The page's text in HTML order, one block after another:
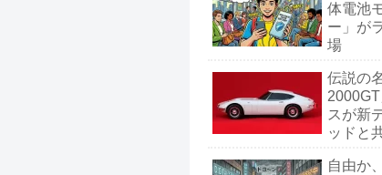
体電池
ー」が
場
伝説の
スが新
ッドと
自由か